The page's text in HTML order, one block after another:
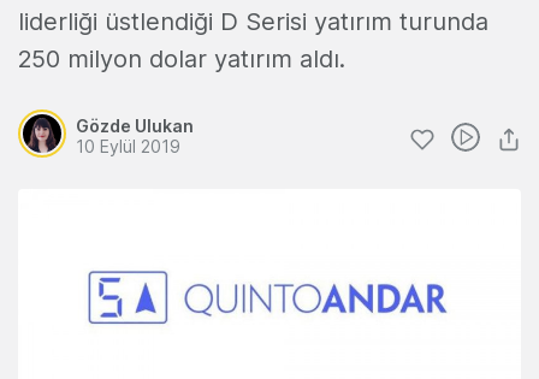
liderliği üstlendiği D Serisi yatırım turunda
250 milyon dolar yatırım aldı.
Gözde Ulukan
10 Eylül 2019